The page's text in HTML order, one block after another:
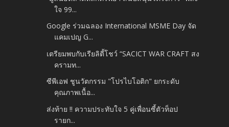
ใจ 99...
Google ร่วมฉลอง International MSME Day จัด
แคมเปญ G...
เตรียมพบกับเรียลิตี้โชว์ “SACICT WAR CRAFT สง
ครามท...
ซีพีเอฟ ชูนวัตกรรม "โปรไบโอติก" ยกระดับ
คุณภาพเนื้อ...
ส่งท้าย !! ความประทับใจ 5 คู่เพื่อนซี้ตัวท็อป
รายก...